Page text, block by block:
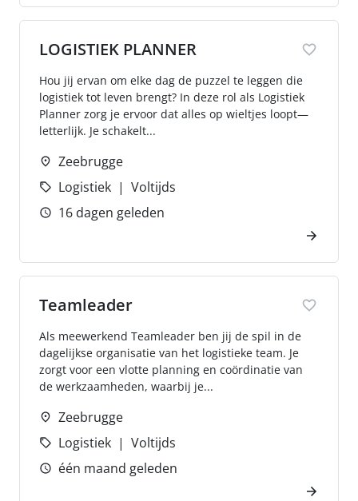
LOGISTIEK PLANNER
Hou jij ervan om elke dag de puzzel te leggen die
logistiek tot leven brengt? In deze rol als Logistiek
Planner zorg je ervoor dat alles op wieltjes loopt—
letterlijk. Je schakelt...
Zeebrugge
Logistiek
Voltijds
16 dagen geleden
Teamleader
Als meewerkend Teamleader ben jij de spil in de
dagelijkse organisatie van het logistieke team. Je
zorgt voor een vlotte planning en coördinatie van
de werkzaamheden, waarbij je...
Zeebrugge
Logistiek
Voltijds
één maand geleden